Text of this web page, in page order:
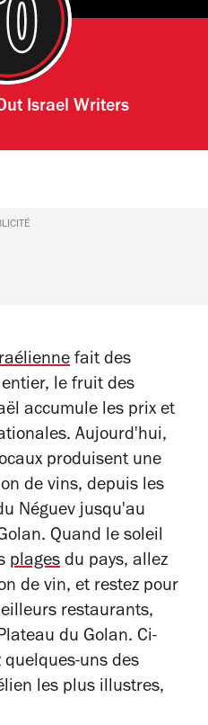
Israel Writers
fait des
le fruit des
accumule les prix et
Aujourd'hui,
produisent une
de vins, depuis les
Néguev jusqu'au
Quand le soleil
plages du pays, allez
de vin, et restez pour
restaurants,
du Golan. Ci-
quelques-uns des
les plus illustres,